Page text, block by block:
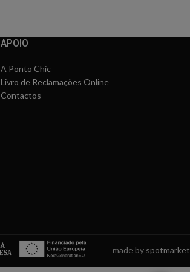
APOIO
A Ponto Chic
Livro de Reclamações Online
Contactos
made by spotmarket